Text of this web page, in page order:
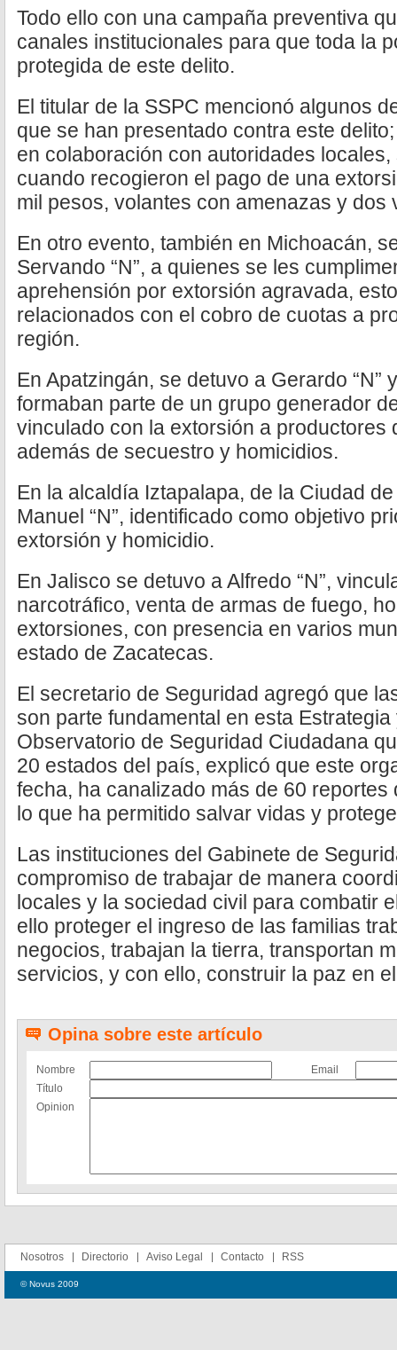
Todo ello con una campaña preventiva
canales institucionales para que toda la
protegida de este delito.
El titular de la SSPC mencionó algunos
que se han presentado contra este
en colaboración con autoridades
cuando recogieron el pago de una
mil pesos, volantes con amenazas y dos
En otro evento, también en Michoacán,
Servando “N”, a quienes se les
aprehensión por extorsión agravada,
relacionados con el cobro de cuotas a
región.
En Apatzingán, se detuvo a Gerardo “N”
formaban parte de un grupo generador
vinculado con la extorsión a productores
además de secuestro y homicidios.
En la alcaldía Iztapalapa, de la Ciudad
Manuel “N”, identificado como objetivo
extorsión y homicidio.
En Jalisco se detuvo a Alfredo “N”,
narcotráfico, venta de armas de fuego,
extorsiones, con presencia en varios
estado de Zacatecas.
El secretario de Seguridad agregó que
son parte fundamental en esta
Observatorio de Seguridad Ciudadana
20 estados del país, explicó que este
fecha, ha canalizado más de 60
lo que ha permitido salvar vidas y
Las instituciones del Gabinete de
compromiso de trabajar de manera
locales y la sociedad civil para combatir
ello proteger el ingreso de las familias
negocios, trabajan la tierra, transportan
servicios, y con ello, construir la paz en
Opina sobre este artículo
Nombre
Email
Título
Opinion
Nosotros Directorio Aviso Legal Contacto RSS
© Novus 2009